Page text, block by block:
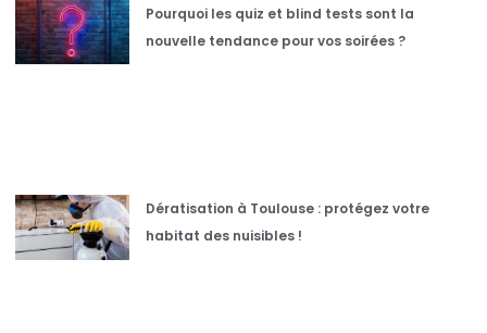
Pourquoi les quiz et blind tests sont la
nouvelle tendance pour vos soirées ?
Dératisation à Toulouse : protégez votre
habitat des nuisibles !